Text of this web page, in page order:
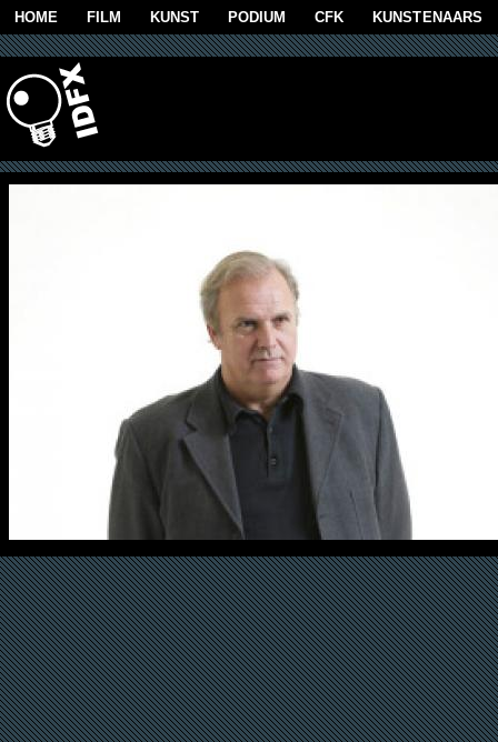
Overslaan en naar de algemene inhoud gaan
HOME FILM KUNST PODIUM CFK KUNSTENAARS